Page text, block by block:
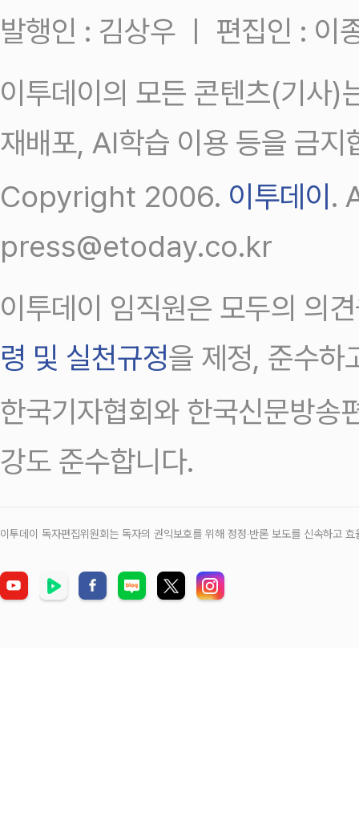
발행인 : 김상우 ㅣ 편집인 : 이
이투데이의 모든 콘텐츠(기사)
재배포, AI학습 이용 등을 금지
Copyright 2006. 이투데이.
press@etoday.co.kr
이투데이 임직원은 모두의 의
령 및 실천규정을 제정, 준수하
한국기자협회와 한국신문방송
강도 준수합니다.
이투데이 독자편집위원회는 독자의 권익보호를 위해 정정‧반론 보도를 신속하고